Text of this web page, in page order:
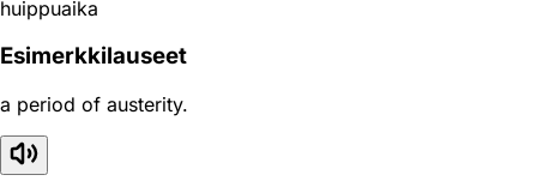
huippuaika
Esimerkkilauseet
a period of austerity.